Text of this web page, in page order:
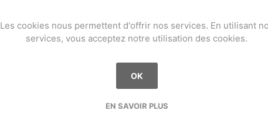
Les cookies nous permettent d'offrir nos services. En utilisant
services, vous acceptez notre utilisation des cookies.
OK
EN SAVOIR PLUS